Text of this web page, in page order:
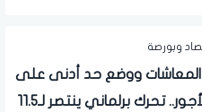
وبورصة
المعاشات ووضع حد أدنى على
غرار الأجور.. تحرك برلماني ينتصر لـ11.5